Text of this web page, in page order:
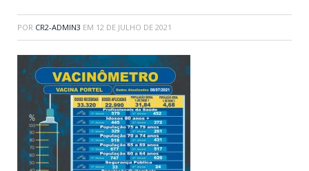
POR CR2-ADMIN3 EM 12 DE JULHO DE 2021